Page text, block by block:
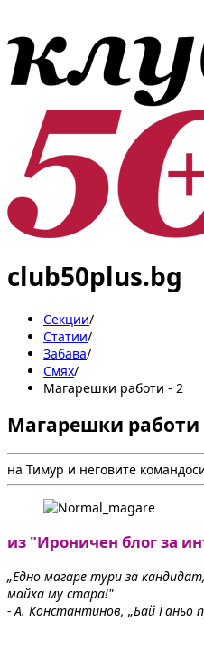
club50plus.bg
Секции/
Статии/
Забава/
Смях/
Магарешки работи - 2
Магарешки работи
на Тимур и неговите
из "Ироничен блог за
„Едно магаре тури за
майка му стара!"
- А. Константинов, „Бай Ганьо